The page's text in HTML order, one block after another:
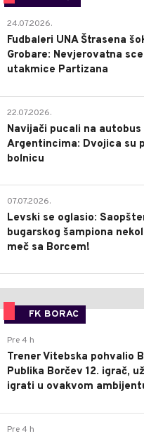
24.07.2026.
Fudbaleri UNA Štrasena
Grobare: Nevjerovatna
utakmice Partizana
22.07.2026.
Navijači pucali na autobus
Argentincima: Dvojica su
bolnicu
07.07.2026.
Levski se oglasio:
bugarskog šampiona
meč sa Borcem!
FK BORAC
Pre 4 h
Trener Vitebska pohvalio
Publika Borčev 12. igrač,
igrati u ovakvom
Pre 4 h